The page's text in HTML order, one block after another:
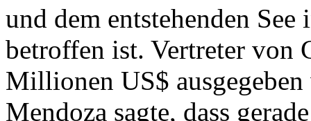
und dem entstehenden
betroffen ist. Vertreter von
Millionen US$
Mendoza sagte, dass